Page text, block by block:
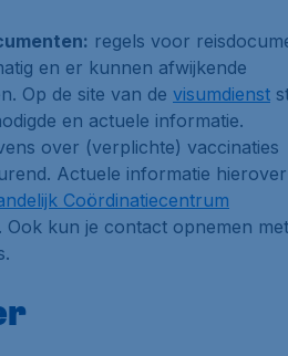
regels voor
en er kunnen afwijkende
Op de site van de visumdienst
en actuele informatie.
over (verplichte) vaccinaties
Actuele informatie
Coördinatiecentrum
. Ook kun je contact opnemen